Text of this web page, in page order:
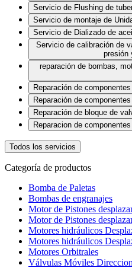
Servicio de Flushing de
Servicio de montaje de
Servicio de Dializado de
Servicio de calibración de
presión
reparación de bombas,
Reparación de
Reparación de
Reparación de bloque de
Reparacion de
Todos los servicios
Categoría de productos
Bomba de Paletas
Bombas de engranajes
Motor de Pistones
Motor de Pistones
Motores hidráulicos
Motores hidráulicos
Motores Orbitrales
Válvulas Móviles